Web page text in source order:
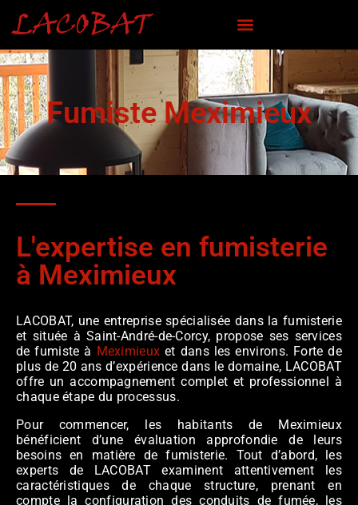
Fumiste Meximieux
L'expertise en fumisterie
à Meximieux
LACOBAT, une entreprise spécialisée dans la fumisterie
et située à Saint-André-de-Corcy, propose ses services
de fumiste à Meximieux et dans les environs. Forte de
plus de 20 ans d’expérience dans le domaine, LACOBAT
offre un accompagnement complet et professionnel à
chaque étape du processus.
Pour commencer, les habitants de Meximieux
bénéficient d’une évaluation approfondie de leurs
besoins en matière de fumisterie. Tout d’abord, les
experts de LACOBAT examinent attentivement les
caractéristiques de chaque structure, prenant en
compte la configuration des conduits de fumée, les